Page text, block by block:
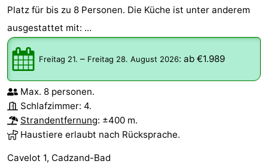
Platz für bis zu 8 Personen. Die Küche ist unter anderem
ausgestattet mit: ...
Freitag 21. – Freitag 28. August 2026: ab €1.989
Max. 8 personen.
Schlafzimmer: 4.
Strandentfernung: ±400 m.
Haustiere erlaubt nach Rücksprache.
Cavelot 1, Cadzand-Bad